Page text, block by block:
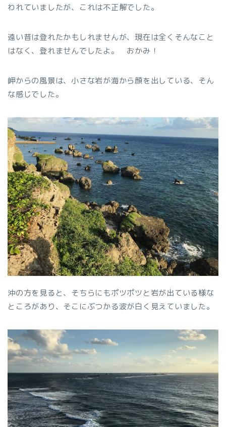
われていましたが、これは不正解でした。
遠い昔は登れたかもしれませんが、現在は全くそんなこと
はなく、登れませんでしたよ。 おかみ！
岬からの風景は、小さな岩が海から顔を出している、そん
な感じでした。
沖の方を見ると、そちらにもポツポツと岩が出ている様な
ところがあり、そこにぶつかる波が白く見えていました。